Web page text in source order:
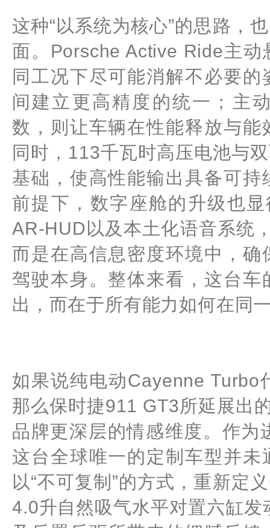
这种“以系统为核心”的思路，
面。Porsche Active Ride主
同工况下尽可能消解不必要
间建立更高精度的统一；主
数，则让车辆在性能释放与
同时，113千瓦时高压电池与
基础，使高性能输出具备可
前提下，数字座舱的升级也
AR-HUD以及本土化语音系统
而是在高信息密度环境中，
驾驶本身。整体来看，这台
出，而在于所有能力如何在同
如果说纯电动Cayenne
那么保时捷911 GT3所延展出
品牌更深层的情感维度。作
这台全球唯一的定制车型并
以“不可复制”的方式，重新定
4.0升自然吸气水平对置六缸